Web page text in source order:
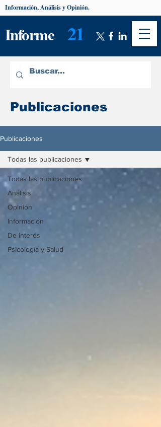
Informe 21
Información, Análisis y Opinión.
Publicaciones
Publicaciones
Todas las publicaciones
Análisis
Opinión
Información
De interés
Psicología y Salud
Todas las publicaciones